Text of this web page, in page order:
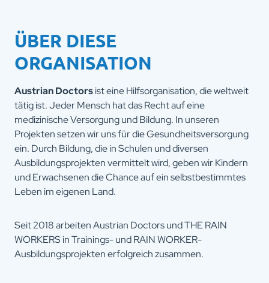
ÜBER DIESE
ORGANISATION
Austrian Doctorsist eine Hilfsorganisation, die weltweit
tätig ist. Jeder Mensch hat das Recht auf eine
medizinische Versorgung und Bildung. In unseren
Projekten setzen wir uns für die Gesundheitsversorgung
ein. Durch Bildung, die in Schulen und diversen
Ausbildungsprojekten vermittelt wird, geben wir Kindern
und Erwachsenen die Chance auf ein selbstbestimmtes
Leben im eigenen Land.
Seit 2018 arbeiten Austrian Doctors und THE RAIN
WORKERS in Trainings- und RAIN WORKER-
Ausbildungsprojekten erfolgreich zusammen.